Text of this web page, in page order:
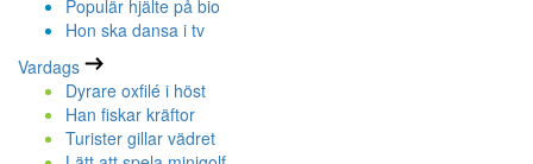
Populär hjälte på bio
Hon ska dansa i tv
Vardags
Dyrare oxfilé i höst
Han fiskar kräftor
Turister gillar vädret